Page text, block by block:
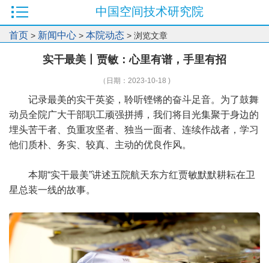
中国空间技术研究院
首页 > 新闻中心 > 本院动态 > 浏览文章
实干最美丨贾敏：心里有谱，手里有招
（日期：2023-10-18 )
记录最美的实干英姿，聆听铿锵的奋斗足音。为了鼓舞
动员全院广大干部职工顽强拼搏，我们将目光集聚于身边的
埋头苦干者、负重攻坚者、独当一面者、连续作战者，学习
他们质朴、务实、较真、主动的优良作风。
本期“实干最美”讲述五院航天东方红贾敏默默耕耘在卫
星总装一线的故事。